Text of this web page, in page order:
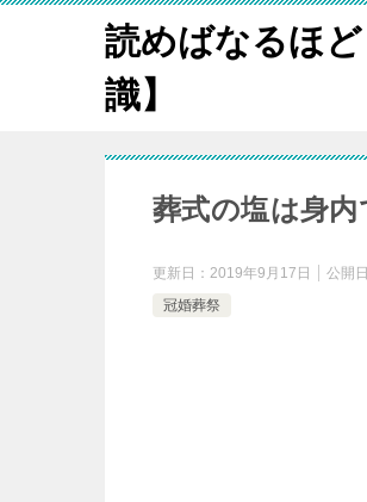
読めばなるほ
識】
葬式の塩は身
更新日： 2019年9月17日 公開
冠婚葬祭